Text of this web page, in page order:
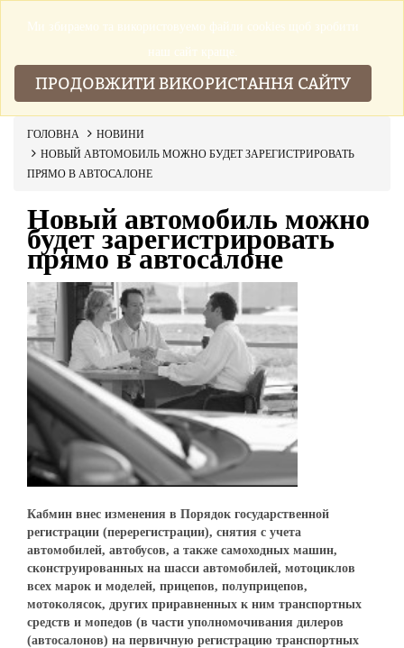
ГОЛОВНА
НОВИНИ
НОВЫЙ АВТОМОБИЛЬ МОЖНО БУДЕТ ЗАРЕГИСТРИРОВАТЬ
ПРЯМО В АВТОСАЛОНЕ
Новый автомобиль можно
будет зарегистрировать
прямо в автосалоне
Кабмин внес изменения в Порядок государственной
регистрации (перерегистрации), снятия с учета
автомобилей, автобусов, а также самоходных машин,
сконструированных на шасси автомобилей, мотоциклов
всех марок и моделей, прицепов, полуприцепов,
мотоколясок, других приравненных к ним транспортных
средств и мопедов (в части уполномочивания дилеров
(автосалонов) на первичную регистрацию транспортных
Ми збираемо та використовуемо файли cookies щоб зробити
наш сайт краще.
ПРОДОВЖИТИ ВИКОРИСТАННЯ САЙТУ